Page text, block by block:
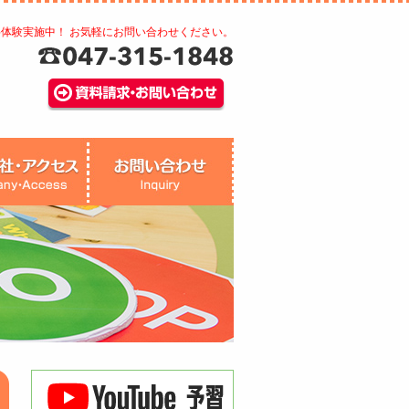
験実施中！ お気軽にお問い合わせください。